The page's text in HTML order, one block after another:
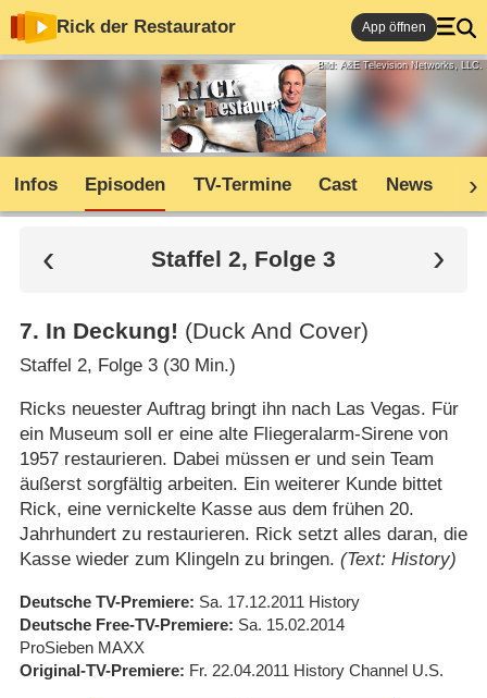
Rick der Restaurator App öffnen
Bild: A&E Television Networks, LLC.
Infos Episoden TV-Termine Cast News
Staffel 2, Folge 3
7. In Deckung! (Duck And Cover)
Staffel 2, Folge 3 (30 Min.)
Ricks neuester Auftrag bringt ihn nach Las Vegas. Für
ein Museum soll er eine alte Fliegeralarm-Sirene von
1957 restaurieren. Dabei müssen er und sein Team
äußerst sorgfältig arbeiten. Ein weiterer Kunde bittet
Rick, eine vernickelte Kasse aus dem frühen 20.
Jahrhundert zu restaurieren. Rick setzt alles daran, die
Kasse wieder zum Klingeln zu bringen. (Text: History)
Deutsche TV-Premiere Sa. 17.12.2011 History
Deutsche Free-TV-Premiere Sa. 15.02.2014
ProSieben MAXX
Original-TV-Premiere Fr. 22.04.2011 History Channel U.S.